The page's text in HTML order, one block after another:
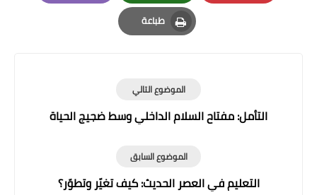
Pinterest
Whatsapp
Email
طباعة
Print
الموضوع التالي
التأمل: مفتاح السلام الداخلي وسط ضجيج الحياة
الموضوع السابق
التعليم في العصر الحديث: كيف تغيّر وتطوّر؟